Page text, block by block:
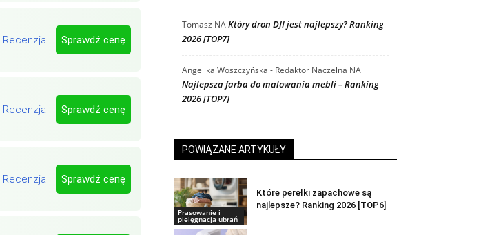
Recenzja Sprawdź cenę
Recenzja Sprawdź cenę
Recenzja Sprawdź cenę
Tomasz NAKtóry dron DJI jest najlepszy? Ranking
2026 [TOP7]
Angelika Woszczyńska - Redaktor Naczelna NA
Najlepsza farba do malowania mebli – Ranking
2026 [TOP7]
POWIĄZANE ARTYKUŁY
Prasowanie i
pielęgnacja ubrań
Które perełki zapachowe są
najlepsze? Ranking 2026 [TOP6]